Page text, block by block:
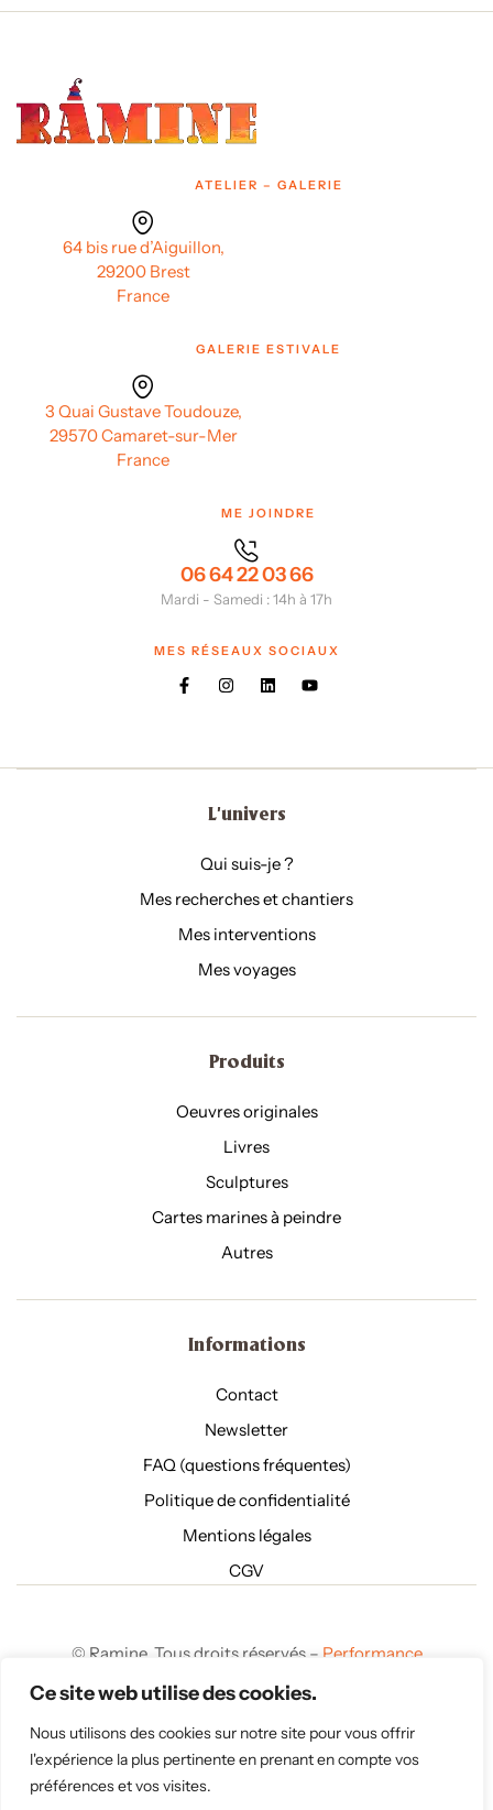
Ce site web utilise des cookies.
Nous utilisons des cookies sur notre site pour vous offrir
l'expérience la plus pertinente en prenant en compte vos
préférences et vos visites.
ATELIER – GALERIE
64 bis rue d’Aiguillon,
29200 Brest
France
GALERIE ESTIVALE
3 Quai Gustave Toudouze,
29570 Camaret-sur-Mer
France
ME JOINDRE
06 64 22 03 66
Mardi - Samedi : 14h à 17h
MES RÉSEAUX SOCIAUX
L'univers
Qui suis-je ?
Mes recherches et chantiers
Mes interventions
Mes voyages
Produits
Oeuvres originales
Livres
Sculptures
Cartes marines à peindre
Autres
Informations
Contact
Newsletter
FAQ (questions fréquentes)
Politique de confidentialité
Mentions légales
CGV
© Ramine. Tous droits réservés – Performance